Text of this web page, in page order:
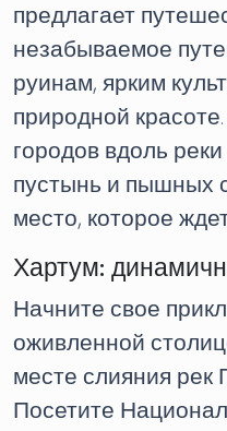
предлагает
незабываемое
руинам, ярким
природной
городов вдоль
пустынь и пышных
место, которое
Хартум:
Начните свое
оживленной
месте слияния рек
Посетите